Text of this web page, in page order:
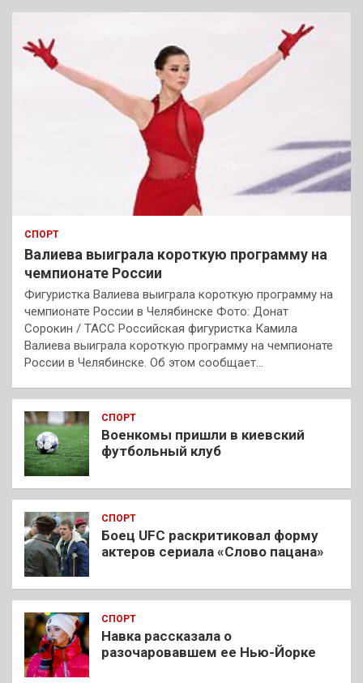
СПОРТ
Валиева выиграла короткую программу на
чемпионате России
Фигуристка Валиева выиграла короткую программу на
чемпионате России в Челябинске Фото: Донат
Сорокин / ТАСС Российская фигуристка Камила
Валиева выиграла короткую программу на чемпионате
России в Челябинске. Об этом сообщает…
СПОРТ
Военкомы пришли в киевский
футбольный клуб
СПОРТ
Боец UFC раскритиковал форму
актеров сериала «Слово пацана»
СПОРТ
Навка рассказала о
разочаровавшем ее Нью-Йорке